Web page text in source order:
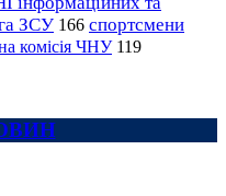
ЗСУ 166 спортсмени
комісія ЧНУ 119